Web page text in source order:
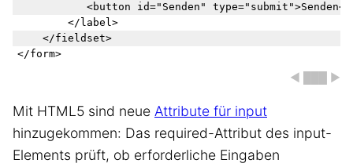
<button id="Senden"
        </label>
    </fieldset>
◀ ███ ▶
Mit HTML5 sind neue Attribute für input
hinzugekommen: Das required-Attribut des input-
Elements prüft, ob erforderliche Eingaben